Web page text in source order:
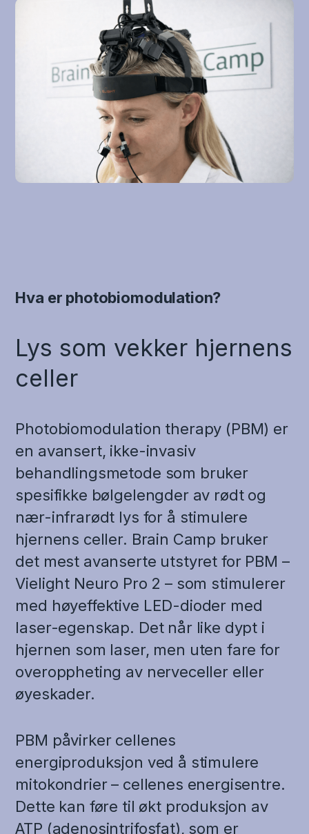
Hva er photobiomodulation?
Lys som vekker hjernens
celler
Photobiomodulation therapy (PBM) er
en avansert, ikke-invasiv
behandlingsmetode som bruker
spesifikke bølgelengder av rødt og
nær-infrarødt lys for å stimulere
hjernens celler. Brain Camp bruker
det mest avanserte utstyret for PBM –
Vielight Neuro Pro 2 – som stimulerer
med høyeffektive LED-dioder med
laser-egenskap. Det når like dypt i
hjernen som laser, men uten fare for
overoppheting av nerveceller eller
øyeskader.
PBM påvirker cellenes
energiproduksjon ved å stimulere
mitokondrier – cellenes energisentre.
Dette kan føre til økt produksjon av
ATP (adenosintrifosfat), som er